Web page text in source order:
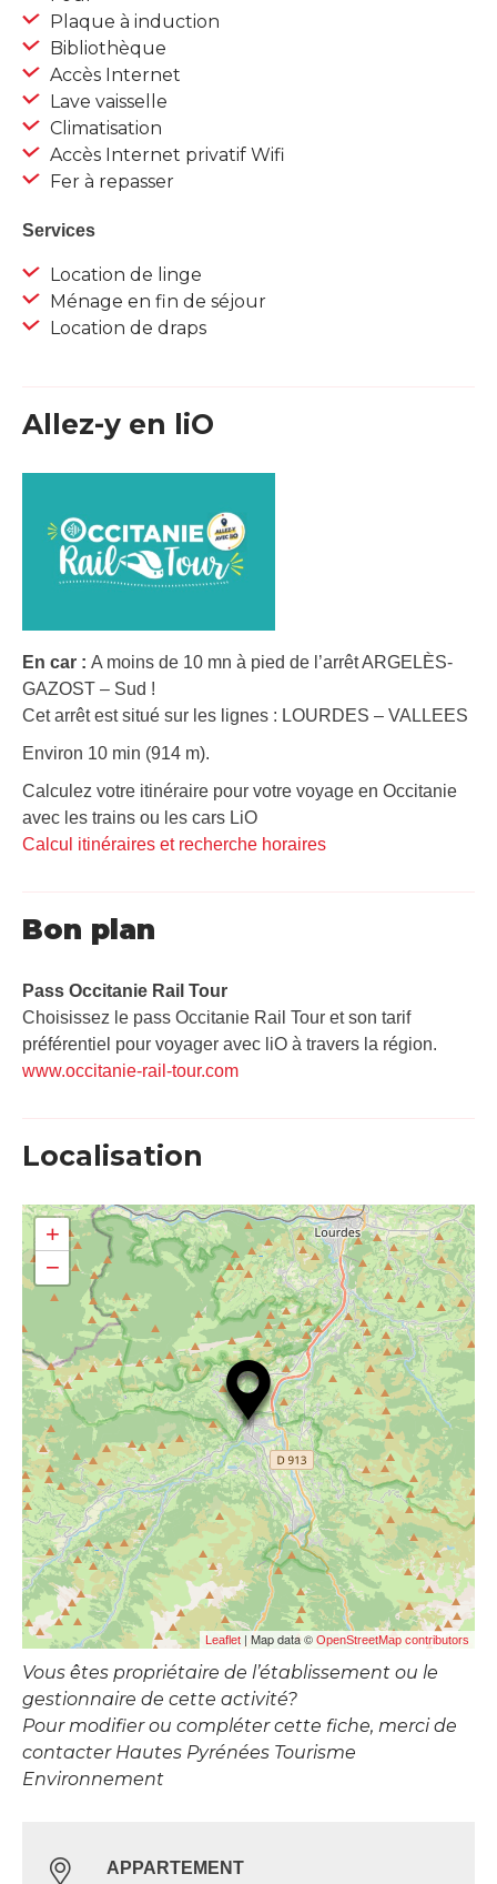
Plaque à induction
Bibliothèque
Accès Internet
Lave vaisselle
Climatisation
Accès Internet privatif Wifi
Fer à repasser
Services
Location de linge
Ménage en fin de séjour
Location de draps
Allez-y en liO
En car : A moins de 10 mn à pied de l’arrêt ARGELÈS-
GAZOST – Sud !
Cet arrêt est situé sur les lignes : LOURDES – VALLEES
Environ 10 min (914 m).
Calculez votre itinéraire pour votre voyage en Occitanie
avec les trains ou les cars LiO
Calcul itinéraires et recherche horaires
Bon plan
Pass Occitanie Rail Tour​
Choisissez le pass Occitanie Rail Tour et son tarif
préférentiel pour voyager avec liO à travers la région.
www.occitanie-rail-tour.com
Localisation
+
−
Leaflet | Map data © OpenStreetMap contributors
Vous êtes propriétaire de l’établissement ou le
gestionnaire de cette activité?
Pour modifier ou compléter cette fiche, merci de
contacter Hautes Pyrénées Tourisme
Environnement
APPARTEMENT